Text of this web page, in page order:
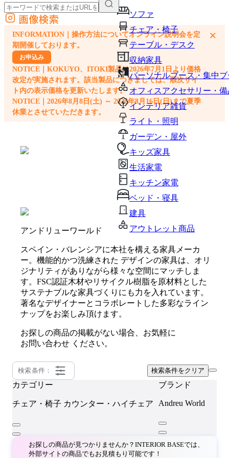
ソファ
チェア・椅子
テーブル・デスク
収納家具
パーソナルブース・集中
オフィスアクセサリー・備
インテリア雑貨
ライト・照明
ガーデン・屋外
キッズ家具
生活家電
キッチン家電
ベッド・寝具
建具
アウトレット商品
外部サイトの商品をカートに追加
他のサイトで見つけた商品ページのURLを貼り付けて、カートに追加できます
画像検索
INFORMATION｜操作方法についてオンライン説明会を定
期開催しております。
お申込み
NOTICE｜KOKUYO、ITOKI製品は2026年7月1日より価格
改定が実施されます。該当製品につきましては、順次サイ
ト内の表示価格を更新いたします。
NOTICE｜2026年8月8日(土) ～ 2026年8月16日(日)まで夏季
休業とさせていただきます。
×
アンドリューワールド
スペイン・バレンシアに本社を構える家具メーカ
ー。機能的かつ洗練された デザインの家具は、オリ
ジナリティがありながら様々な空間にマッチしま
す。FSC認証木材やリサイクル樹脂を原材料とした
サステナブルな家具づくりにも力を入れています。
著名なデザイナーとコラボレートした多彩なライン
ナップをお楽しみ頂けます。
お探しの商品の掲載がない場合、お気軽に
お問い合わせ ください。
検索条件： 検索条件をクリア
カテゴリー
チェア・椅子 カウンター・ハイチェア
ブランド
Andreu World
お探しの商品が見つかりませんか？INTERIOR BASEでは、
外部サイトの商品でもお見積もり可能です！